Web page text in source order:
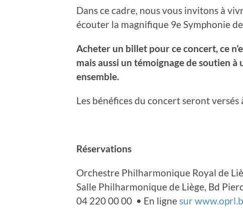
Dans ce cadre, nous vous invitons à
écouter la magnifique 9e Symphonie de
Acheter un billet pour ce concert, ce
mais aussi un témoignage de soutien
ensemble.
Les bénéfices du concert seront versés
Réservations
Orchestre Philharmonique Royal de
Salle Philharmonique de Liège, Bd
04 220 00 00 • En ligne sur